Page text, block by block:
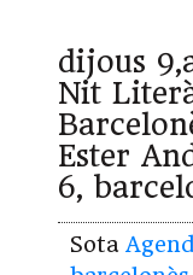
dijous
Nit
Ester
6,
Sota